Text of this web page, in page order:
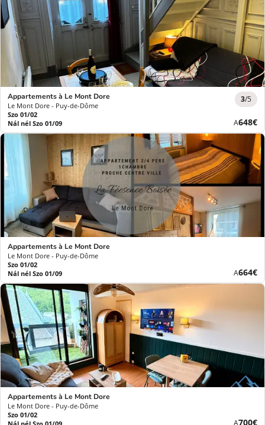
Appartements à Le Mont Dore
Le Mont Dore - Puy-de-Dôme
3/5
Szo 01/02
Nál nél Szo 01/09
AÚj
ár
648€
Appartements à Le Mont Dore
Le Mont Dore - Puy-de-Dôme
Szo 01/02
Nál nél Szo 01/09
AÚj
ár
664€
Appartements à Le Mont Dore
Le Mont Dore - Puy-de-Dôme
Szo 01/02
AÚj
700€